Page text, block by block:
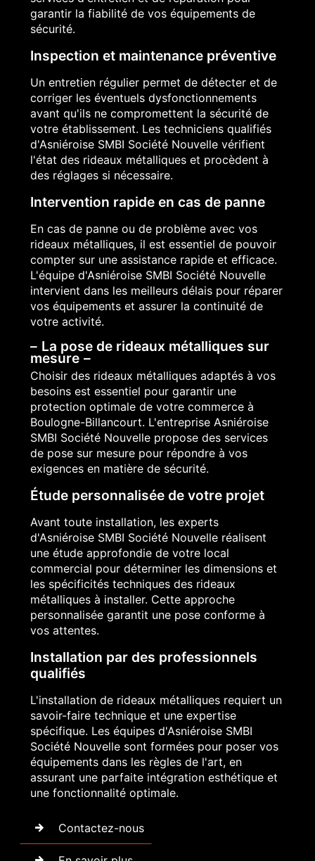
garantir la fiabilité de vos équipements de
sécurité.
Inspection et maintenance préventive
Un entretien régulier permet de détecter et de
corriger les éventuels dysfonctionnements
avant qu'ils ne compromettent la sécurité de
votre établissement. Les techniciens qualifiés
d'Asniéroise SMBI Société Nouvelle vérifient
l'état des rideaux métalliques et procèdent à
des réglages si nécessaire.
Intervention rapide en cas de panne
En cas de panne ou de problème avec vos
rideaux métalliques, il est essentiel de pouvoir
compter sur une assistance rapide et efficace.
L'équipe d'Asniéroise SMBI Société Nouvelle
intervient dans les meilleurs délais pour réparer
vos équipements et assurer la continuité de
votre activité.
La pose de rideaux métalliques sur
mesure
Choisir des rideaux métalliques adaptés à vos
besoins est essentiel pour garantir une
protection optimale de votre commerce à
Boulogne-Billancourt. L'entreprise Asniéroise
SMBI Société Nouvelle propose des services
de pose sur mesure pour répondre à vos
exigences en matière de sécurité.
Étude personnalisée de votre projet
Avant toute installation, les experts
d'Asniéroise SMBI Société Nouvelle réalisent
une étude approfondie de votre local
commercial pour déterminer les dimensions et
les spécificités techniques des rideaux
métalliques à installer. Cette approche
personnalisée garantit une pose conforme à
vos attentes.
Installation par des professionnels
qualifiés
L'installation de rideaux métalliques requiert un
savoir-faire technique et une expertise
spécifique. Les équipes d'Asniéroise SMBI
Société Nouvelle sont formées pour poser vos
équipements dans les règles de l'art, en
assurant une parfaite intégration esthétique et
une fonctionnalité optimale.
Contactez-nous